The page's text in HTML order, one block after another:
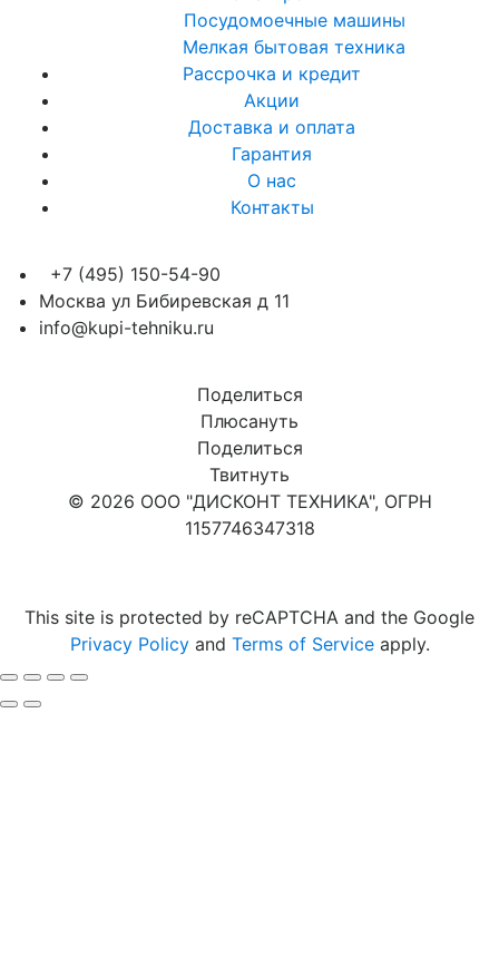
Посудомоечные машины
Мелкая бытовая техника
Рассрочка и кредит
Акции
Доставка и оплата
Гарантия
О нас
Контакты
+7 (495) 150-54-90
Москва ул Бибиревская д 11
info@kupi-tehniku.ru
Поделиться
Плюсануть
Поделиться
Твитнуть
© 2026 ООО "ДИСКОНТ ТЕХНИКА", ОГРН
1157746347318
This site is protected by reCAPTCHA and the Google
Privacy Policyand Terms of Serviceapply.